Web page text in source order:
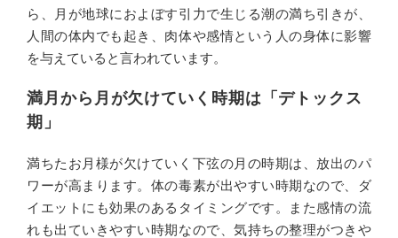
ら、月が地球におよぼす引力で生じる潮の満ち引きが、
人間の体内でも起き、肉体や感情という人の身体に影響
を与えていると言われています。
満月から月が欠けていく時期は「デトックス
期」
満ちたお月様が欠けていく下弦の月の時期は、放出のパ
ワーが高まります。体の毒素が出やすい時期なので、ダ
イエットにも効果のあるタイミングです。また感情の流
れも出ていきやすい時期なので、気持ちの整理がつきや